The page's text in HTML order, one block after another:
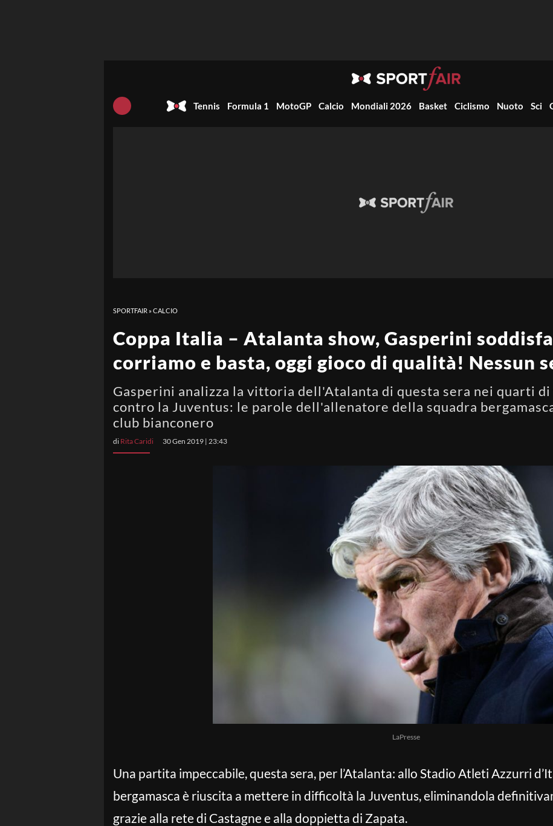
Tennis Formula 1 MotoGP Calcio Mondiali 2026 Basket Ciclismo Nuoto Sci
SPORTFAIR »CALCIO
Coppa Italia – Atalanta show, Gasperini
corriamo e basta, oggi gioco di qualità! Nessun
Gasperini analizza la vittoria dell'Atalanta di questa sera nei quarti
contro la Juventus: le parole dell'allenatore della squadra
club bianconero
di Rita Caridi 30 Gen 2019 | 23:43
LaPresse
Una partita impeccabile, questa sera, per l’Atalanta: allo Stadio Atleti Azzurri
bergamasca è riuscita a mettere in difficoltà la Juventus, eliminandola
grazie alla rete di Castagne e alla doppietta di Zapata.